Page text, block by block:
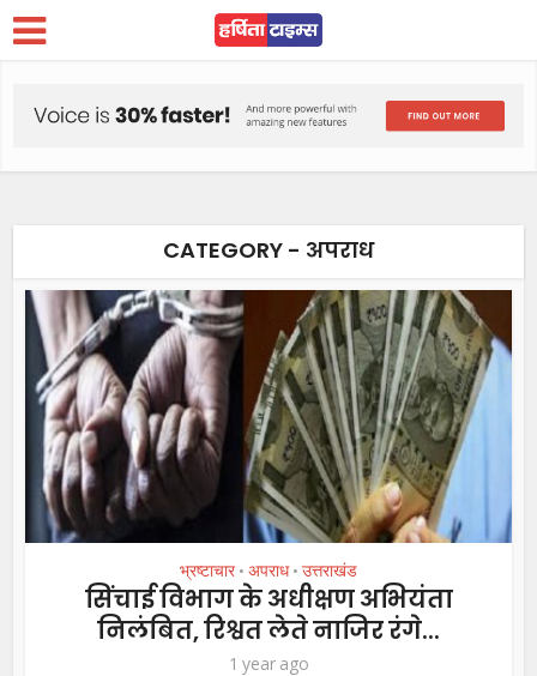
CATEGORY - अपराध
भ्रष्टाचार • अपराध • उत्तराखंड
सिंचाई विभाग के अधीक्षण अभियंता
निलंबित, रिश्वत लेते नाजिर रंगे...
1 year ago